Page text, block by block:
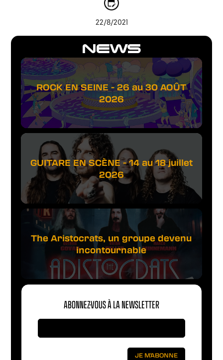
NEWS
ROCK EN SEINE - 26 au 30 AOÛT
2026
GUITARE EN SCÈNE - 14 au 18 juillet
2026
The Aristocrats, un groupe devenu
incontournable
ABONNEZ-VOUS À LA NEWSLETTER
22/8/2021